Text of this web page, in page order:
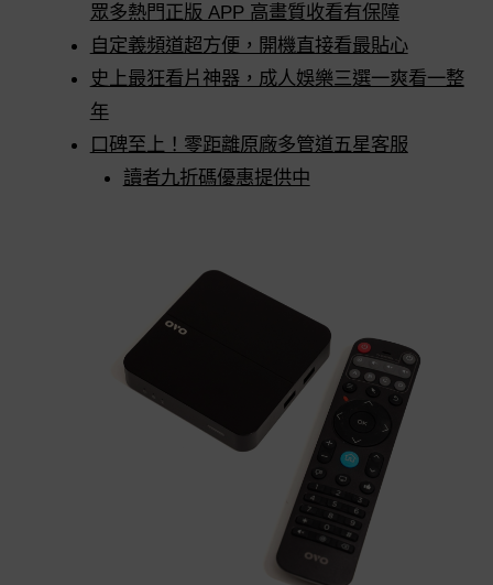
眾多熱門正版 APP 高畫質收看有保障
自定義頻道超方便，開機直接看最貼心
史上最狂看片神器，成人娛樂三選一爽看一整
年
口碑至上！零距離原廠多管道五星客服
讀者九折碼優惠提供中